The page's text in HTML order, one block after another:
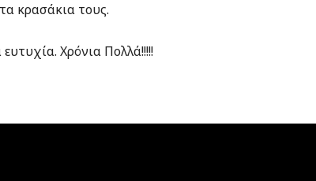
κρασάκια τους.
Χρόνια Πολλά!!!!!